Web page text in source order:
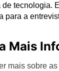
de tecnologia.
para a
Mais
mais sobre